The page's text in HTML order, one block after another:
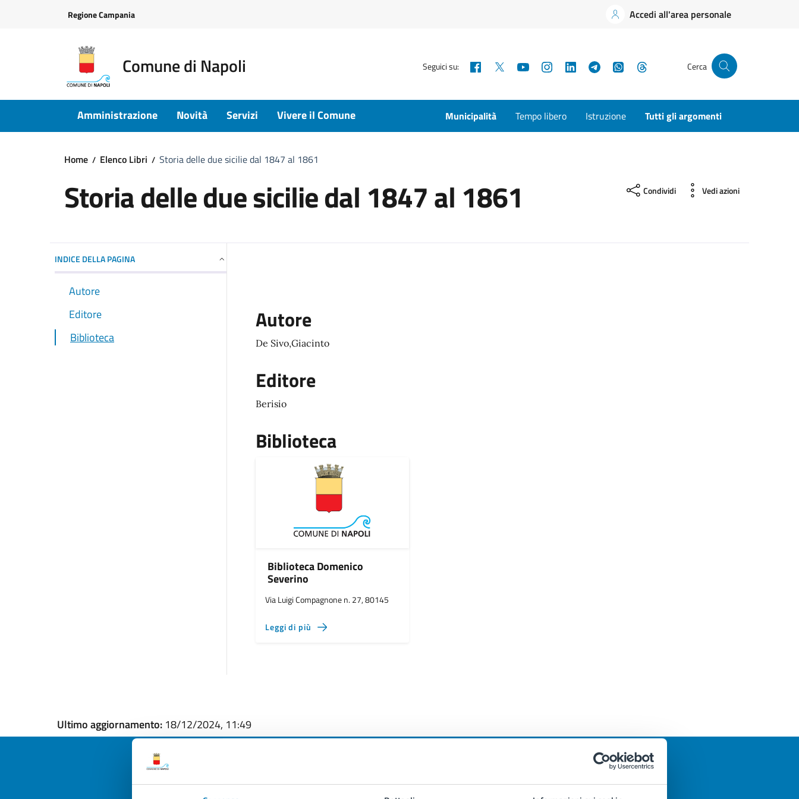
Regione Campania Accedi all'area personale
Comune di Napoli Seguici su: Facebook YouTubeInstagramLinkedInTelegramWhatsApp Cerca
Amministrazione Novità Servizi Vivere il Comune Municipalità Tempo libero Istruzione Tutti gli argomenti
Home Elenco Libri Storia delle due sicilie dal 1847 al 1861
Storia delle due sicilie dal 1847 al 1861 Condividi Vedi azioni
INDICE DELLA PAGINA
Autore
Editore
Biblioteca
Autore
De Sivo,Giacinto
Editore
Berisio
Biblioteca
Biblioteca Domenico
Severino
Via Luigi Compagnone n. 27, 80145
Leggi di più
Ultimo aggiornamento: 18/12/2024, 11:49